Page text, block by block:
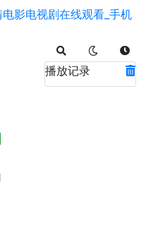
播放记录